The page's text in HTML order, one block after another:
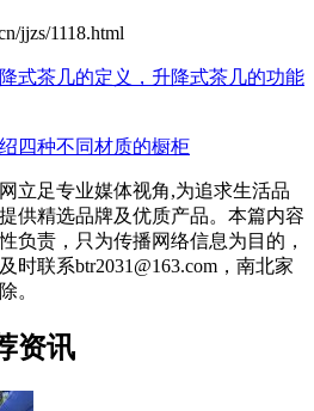
jjzs/1118.html
式茶几的定义，升降式茶几的功能
四种不同材质的橱柜
立足专业媒体视角,为追求生活品
供精选品牌及优质产品。本篇内容
负责，只为传播网络信息为目的，
时联系btr2031@163.com，南北家
。
资讯